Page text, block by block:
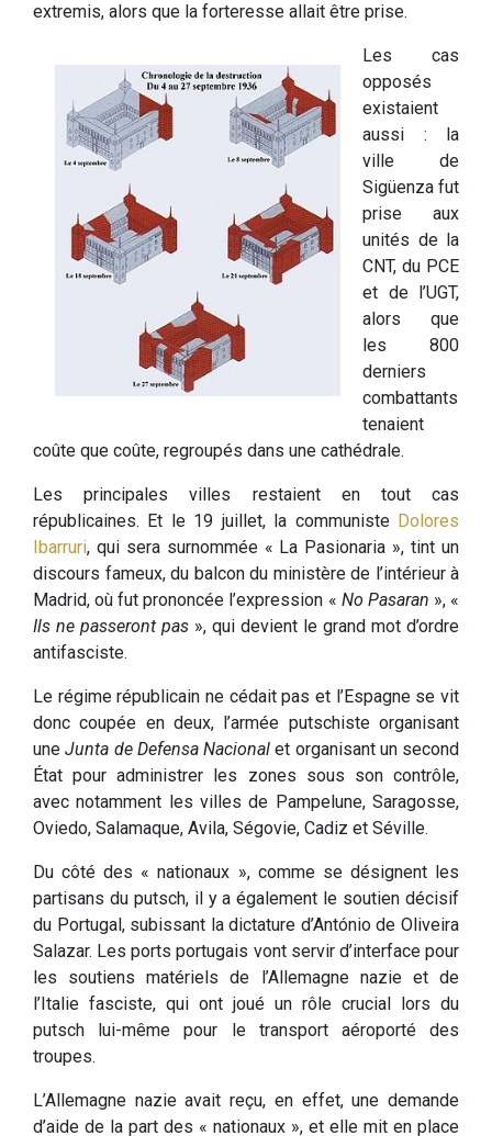
extremis, alors que la forteresse allait être prise.
Les cas
opposés
existaient
aussi : la
ville de
Sigüenza fut
prise aux
unités de la
CNT, du PCE
et de l’UGT,
alors que
les 800
derniers
combattants
tenaient
coûte que coûte, regroupés dans une cathédrale.
Les principales villes restaient en tout cas
républicaines. Et le 19 juillet, la communiste Dolores
Ibarruri, qui sera surnommée « La Pasionaria », tint un
discours fameux, du balcon du ministère de l’intérieur à
Madrid, où fut prononcée l’expression « No Pasaran », «
Ils ne passeront pas », qui devient le grand mot d’ordre
antifasciste.
Le régime républicain ne cédait pas et l’Espagne se vit
donc coupée en deux, l’armée putschiste organisant
uneJunta de Defensa Nacional et organisant un second
État pour administrer les zones sous son contrôle,
avec notamment les villes de Pampelune, Saragosse,
Oviedo, Salamaque, Avila, Ségovie, Cadiz et Séville.
Du côté des « nationaux », comme se désignent les
partisans du putsch, il y a également le soutien décisif
du Portugal, subissant la dictature d’António de Oliveira
Salazar. Les ports portugais vont servir d’interface pour
les soutiens matériels de l’Allemagne nazie et de
l’Italie fasciste, qui ont joué un rôle crucial lors du
putsch lui-même pour le transport aéroporté des
troupes.
L’Allemagne nazie avait reçu, en effet, une demande
d’aide de la part des « nationaux », et elle mit en place